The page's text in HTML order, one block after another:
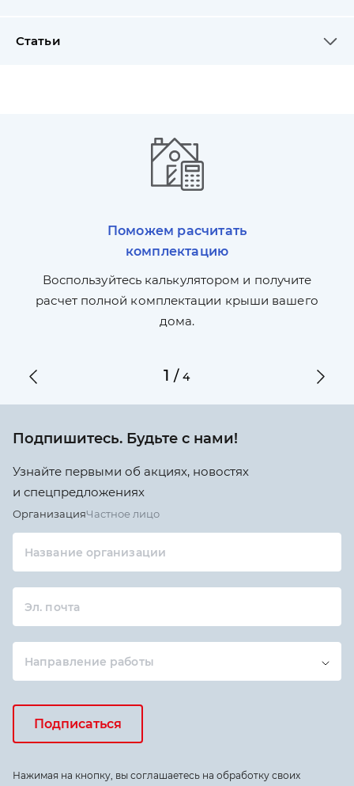
Статьи
Поможем расчитать
комплектацию
Воспользуйтесь калькулятором и получите
расчет полной комплектации крыши вашего
дома.
1 /4
Подпишитесь. Будьте с нами!
Узнайте первыми об акциях, новостях
и спецпредложениях
ОрганизацияЧастное лицо
Название организации
Эл. почта
Направление работы
Подписаться
Нажимая на кнопку, вы соглашаетесь на обработку своих